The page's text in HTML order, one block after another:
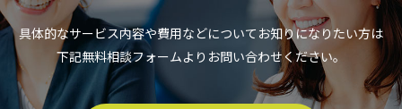
具体的なサービス内容や費用などについてお知りになりたい方は
下記無料相談フォームよりお問い合わせください。